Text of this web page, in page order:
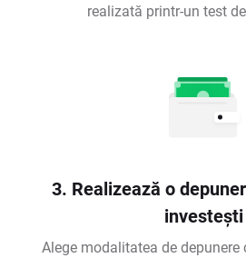
realizată printr-un test
3. Realizează o
investești
Alege modalitatea de